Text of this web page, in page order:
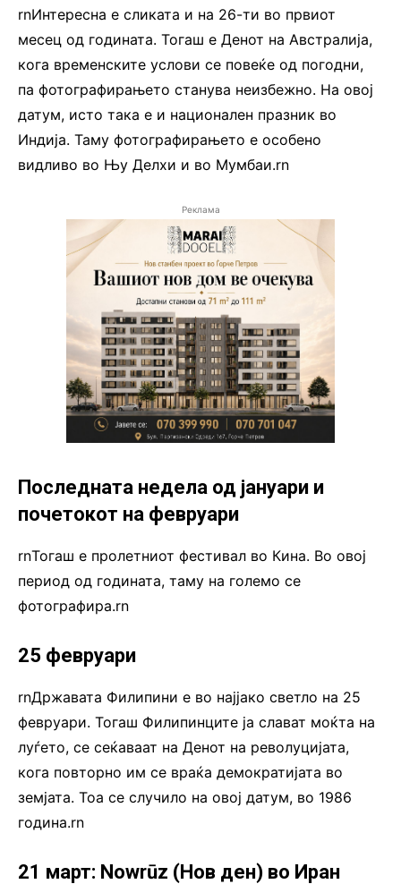
rnИнтересна е сликата и на 26-ти во првиот
месец од годината. Тогаш е Денот на Австралија,
кога временските услови се повеќе од погодни,
па фотографирањето станува неизбежно. На овој
датум, исто така е и национален празник во
Индија. Таму фотографирањето е особено
видливо во Њу Делхи и во Мумбаи.rn
Реклама
Последната недела од јануари и
почетокот на февруари
rnТогаш е пролетниот фестивал во Кина. Во овој
период од годината, таму на големо се
фотографира.rn
25 февруари
rnДржавата Филипини е во најјако светло на 25
февруари. Тогаш Филипинците ја слават моќта на
луѓето, се сеќаваат на Денот на револуцијата,
кога повторно им се враќа демократијата во
земјата. Тоа се случило на овој датум, во 1986
година.rn
21 март: Nowrūz (Нов ден) во Иран